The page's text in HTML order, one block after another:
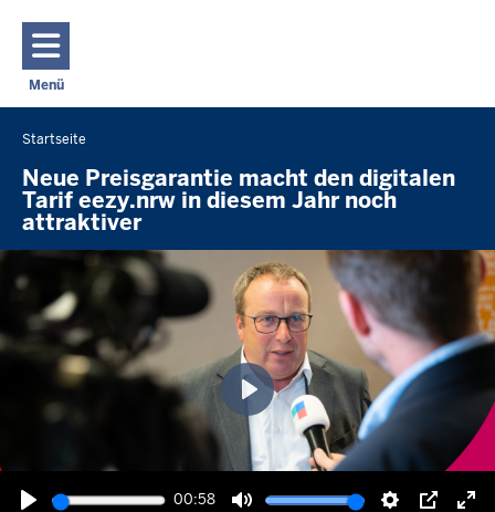
Menü
Navigation aktivieren/deaktivieren: Hauptmenü
Sie
befinden
sich
hier
Startseite
Neue Preisgarantie macht den digitalen
Tarif eezy.nrw in diesem Jahr noch
attraktiver
00:58
Wiedergabe